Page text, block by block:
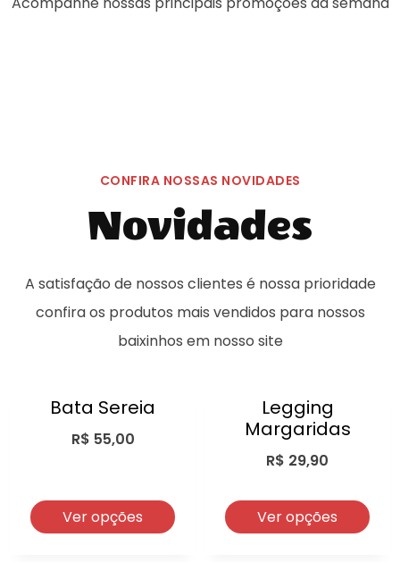
CONFIRA NOSSAS NOVIDADES
Novidades
A satisfação de nossos clientes é nossa prioridade
confira os produtos mais vendidos para nossos
baixinhos em nosso site
Bata Sereia
R$ 55,00
Ver opções
Legging
Margaridas
R$ 29,90
Ver opções